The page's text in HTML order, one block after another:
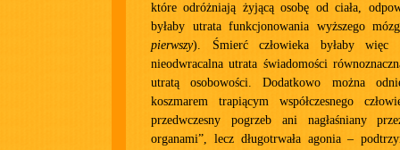
które odróżniają żyjącą osobę od ciała,
byłaby utrata funkcjonowania wyższego
pierwszy). Śmierć człowieka byłaby więc
nieodwracalna utrata świadomości
utratą osobowości. Dodatkowo można
koszmarem trapiącym współczesnego
przedwczesny pogrzeb ani nagłaśniany
organami”, lecz długotrwała agonia –